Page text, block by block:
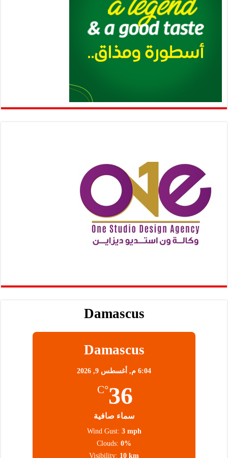
Damascus
Damascus
6:04 م, أغسطس 9, 2026
36
°C
سماء صافية
Wind Gust: 3 mph
Clouds: 0%
Visibility: 10 km